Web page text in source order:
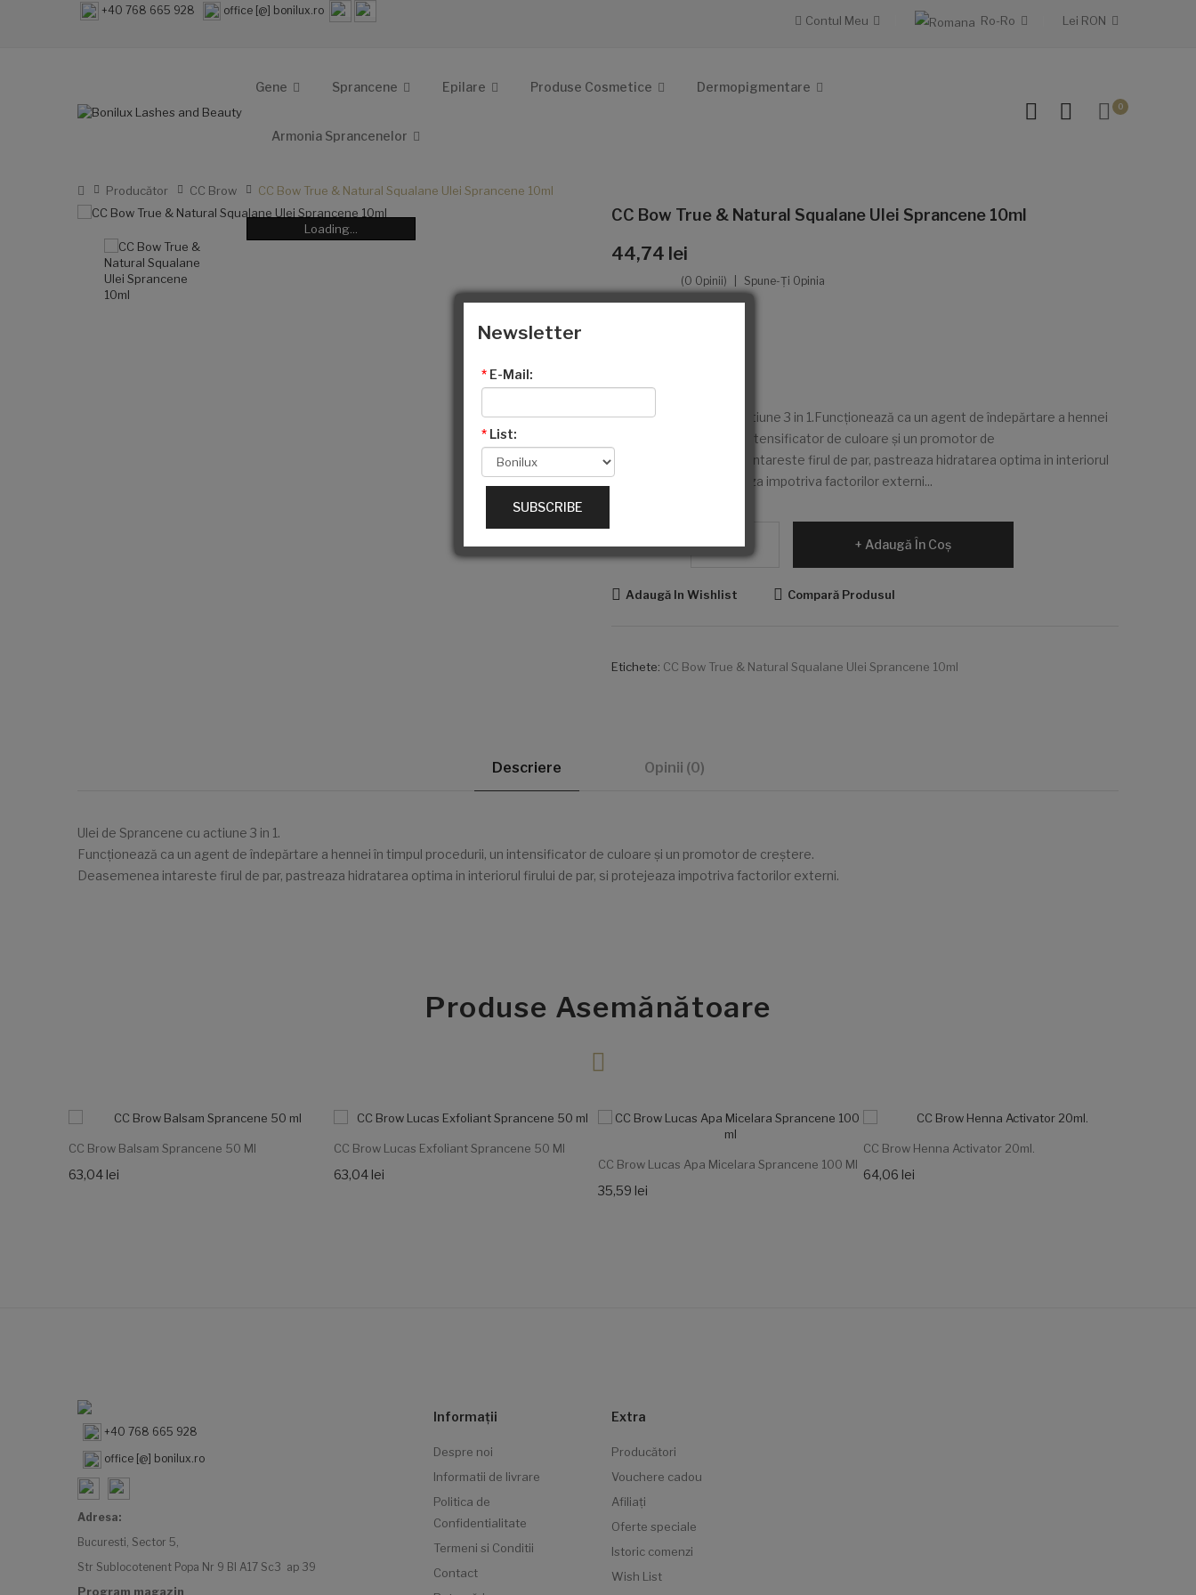
+40 768 665 928 office [@] bonilux.ro
Contul Meu Ro-Ro Lei RON
Gene Sprancene Epilare Produse Cosmetice Dermopigmentare
Armonia Sprancenelor
0
Producător CC Brow CC Bow True & Natural Squalane Ulei Sprancene 10ml
Loading...
Loading...
Loading...
Loading...
Loading...
Loading...
Loading...
Loading...
Loading...
Loading...
CC Bow True & Natural Squalane Ulei Sprancene 10ml
44,74 lei
(0 Opinii) Spune-Ţi Opinia
Ulei de Sprancene cu actiune 3 in 1.Funcționează ca un agent de îndepărtare a hennei
în timpul procedurii, un intensificator de culoare și un promotor de
creștere.Deasemenea intareste firul de par, pastreaza hidratarea optima in interiorul
firului de par, si protejeaza impotriva factorilor externi...
Cantitate Adaugă În Coş
Adaugă In Wishlist Compară Produsul
Etichete: CC Bow True & Natural Squalane Ulei Sprancene 10ml
Descriere Opinii (0)
Ulei de Sprancene cu actiune 3 in 1.
Funcționează ca un agent de îndepărtare a hennei în timpul procedurii, un intensificator de culoare și un promotor de creștere.
Deasemenea intareste firul de par, pastreaza hidratarea optima in interiorul firului de par, si protejeaza impotriva factorilor externi.
Produse Asemănătoare
CC Brow Balsam Sprancene 50 Ml
63,04 lei
CC Brow Lucas Exfoliant Sprancene 50 Ml
63,04 lei
CC Brow Lucas Apa Micelara Sprancene 100 Ml
35,59 lei
CC Brow Henna Activator 20ml.
64,06 lei
+40 768 665 928
office [@] bonilux.ro
Adresa:
Bucuresti, Sector 5,
Str Sublocotenent Popa Nr 9 Bl A17 Sc3 ap 39
Program magazin
Informaţii
Despre noi
Informatii de livrare
Politica de
Confidentialitate
Termeni si Conditii
Contact
Extra
Producători
Vouchere cadou
Afiliaţi
Oferte speciale
Istoric comenzi
Wish List
Newsletter
*E-Mail:
*List:
SUBSCRIBE